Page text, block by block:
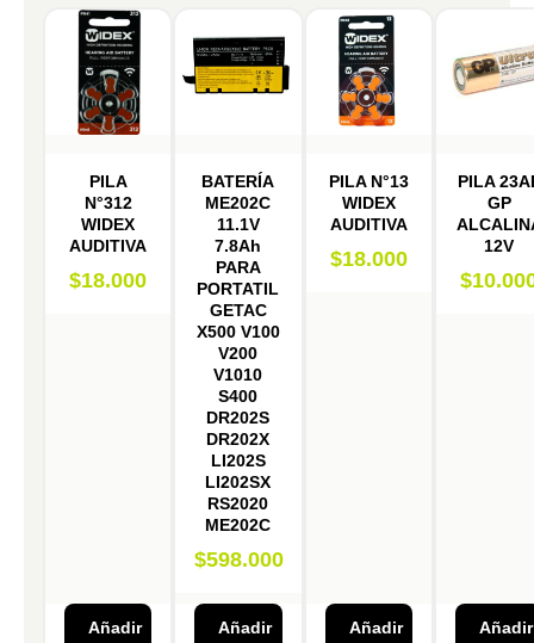
PILA
N°312
WIDEX
AUDITIVA
$18.000
Añadir
BATERÍA
ME202C
11.1V
7.8Ah
PARA
PORTATIL
GETAC
X500 V100
V200
V1010
S400
DR202S
DR202X
LI202S
LI202SX
RS2020
ME202C
$598.000
Añadir
PILA N°13
WIDEX
AUDITIVA
$18.000
Añadir
PILA
GP
12V
$
Añadir